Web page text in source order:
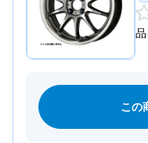
品
この